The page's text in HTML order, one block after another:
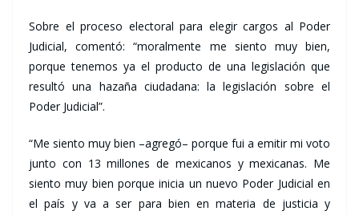
Sobre el proceso electoral para elegir cargos al Poder
Judicial, comentó: “moralmente me siento muy bien,
porque tenemos ya el producto de una legislación que
resultó una hazaña ciudadana: la legislación sobre el
Poder Judicial”.
“Me siento muy bien –agregó– porque fui a emitir mi voto
junto con 13 millones de mexicanos y mexicanas. Me
siento muy bien porque inicia un nuevo Poder Judicial en
el país y va a ser para bien en materia de justicia y